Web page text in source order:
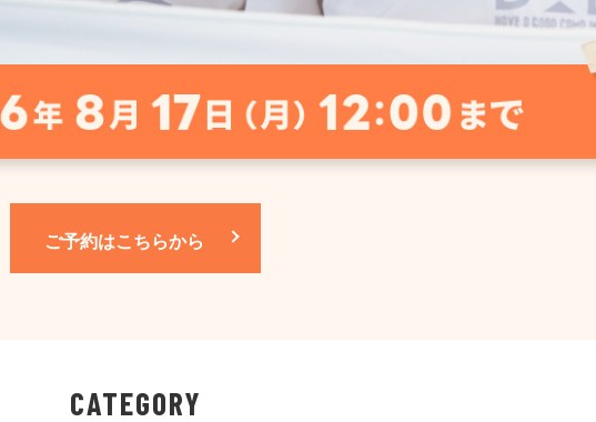
ご予約はこちらから
CATEGORY